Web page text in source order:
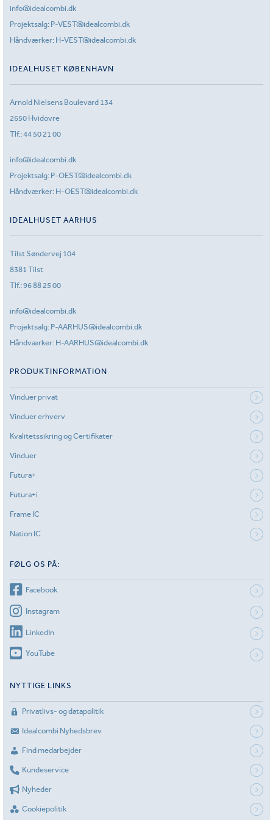
info@idealcombi.dk
Projektsalg: P-VEST@idealcombi.dk
Håndværker: H-VEST@idealcombi.dk
IDEALHUSET KØBENHAVN
Arnold Nielsens Boulevard 134
2650 Hvidovre
Tlf.:44 50 21 00
info@idealcombi.dk
Projektsalg: P-OEST@idealcombi.dk
Håndværker: H-OEST@idealcombi.dk
IDEALHUSET AARHUS
Tilst Søndervej 104
8381 Tilst
Tlf.:96 88 25 00
info@idealcombi.dk
Projektsalg: P-AARHUS@idealcombi.dk
Håndværker: H-AARHUS@idealcombi.dk
PRODUKTINFORMATION
Vinduer privat
Vinduer erhverv
Kvalitetssikring og Certifikater
Vinduer
Futura+
Futura+i
Frame IC
Nation IC
FØLG OS PÅ:
Facebook
Instagram
LinkedIn
YouTube
NYTTIGE LINKS
Privatlivs- og datapolitik
Idealcombi Nyhedsbrev
Find medarbejder
Kundeservice
Nyheder
Cookiepolitik